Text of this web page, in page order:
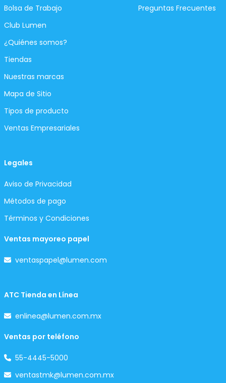
Bolsa de Trabajo
Club Lumen
¿Quiénes somos?
Tiendas
Nuestras marcas
Mapa de Sitio
Tipos de producto
Ventas Empresariales
Preguntas Frecuentes
Legales
Aviso de Privacidad
Métodos de pago
Términos y Condiciones
Ventas mayoreo papel
ventaspapel@lumen.com
ATC Tienda en Línea
enlinea@lumen.com.mx
Ventas por teléfono
55-4445-5000
ventastmk@lumen.com.mx